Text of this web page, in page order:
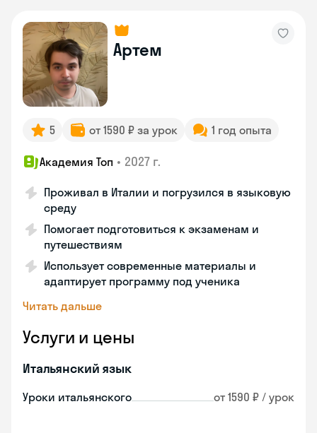
Артем
5 от 1590 ₽ за урок 1 год опыта
Академия Топ • 2027 г.
Проживал в Италии и погрузился в языковую
среду
Помогает подготовиться к экзаменам и
путешествиям
Использует современные материалы и
адаптирует программу под ученика
Читать дальше
Услуги и цены
Итальянский язык
Уроки итальянского от 1590 ₽ / урок